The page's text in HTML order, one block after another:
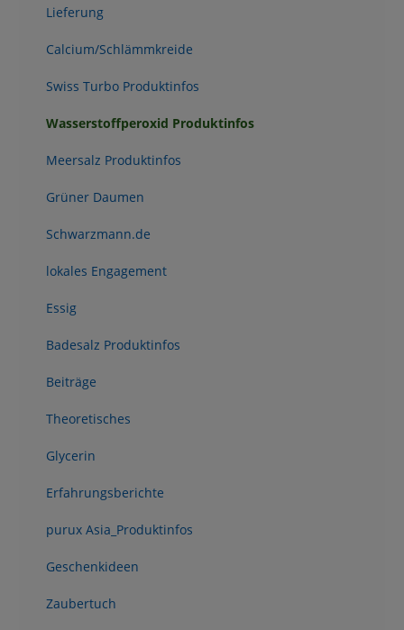
Lieferung
Calcium/Schlämmkreide
Swiss Turbo Produktinfos
Wasserstoffperoxid Produktinfos
Meersalz Produktinfos
Grüner Daumen
Schwarzmann.de
lokales Engagement
Essig
Badesalz Produktinfos
Beiträge
Theoretisches
Glycerin
Erfahrungsberichte
purux Asia_Produktinfos
Geschenkideen
Zaubertuch